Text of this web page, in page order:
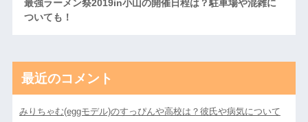
最強ラーメン祭2019in小山の開催日程は？駐車場や混雑に
ついても！
最近のコメント
みりちゃむ(eggモデル)のすっぴんや高校は？彼氏や病気について